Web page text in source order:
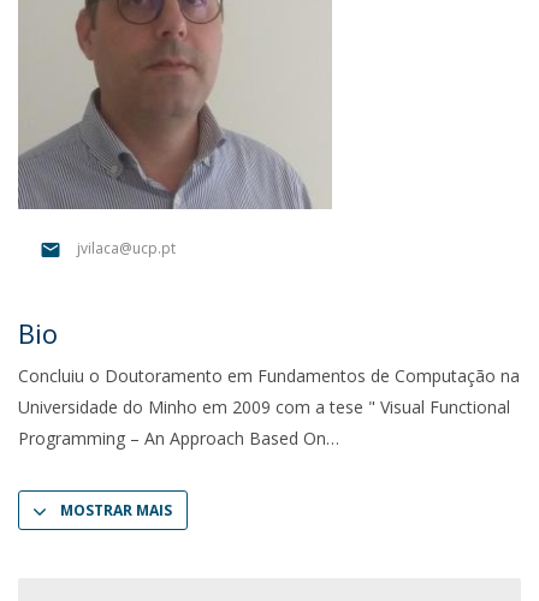
jvilaca@ucp.pt
Bio
Concluiu o Doutoramento em Fundamentos de Computação na
Universidade do Minho em 2009 com a tese " Visual Functional
Programming – An Approach Based On
MOSTRAR MAIS